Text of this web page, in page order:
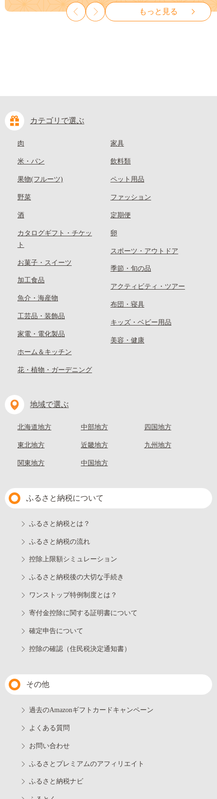
種なし 先行予約 富士川町
10000円 一万円 9000円 九千円
山県 笠岡市 清水白桃 白鳳 白
麗 クール便---
kasaoka_zsy_419_100---
もっと見る
カテゴリで選ぶ
肉
米・パン
果物(フルーツ)
野菜
酒
カタログギフト・チケッ
ト
お菓子・スイーツ
加工食品
魚介・海産物
工芸品・装飾品
家電・電化製品
ホーム＆キッチン
花・植物・ガーデニング
家具
飲料類
ペット用品
ファッション
定期便
卵
スポーツ・アウトドア
季節・旬の品
アクティビティ・ツアー
布団・寝具
キッズ・ベビー用品
美容・健康
地域で選ぶ
北海道地方
東北地方
関東地方
中部地方
近畿地方
中国地方
四国地方
九州地方
ふるさと納税について
ふるさと納税とは？
ふるさと納税の流れ
控除上限額シミュレーション
ふるさと納税後の大切な手続き
ワンストップ特例制度とは？
寄付金控除に関する証明書について
確定申告について
控除の確認（住民税決定通知書）
その他
過去のAmazonギフトカードキャンペーン
よくある質問
お問い合わせ
ふるさとプレミアムのアフィリエイト
ふるさと納税ナビ